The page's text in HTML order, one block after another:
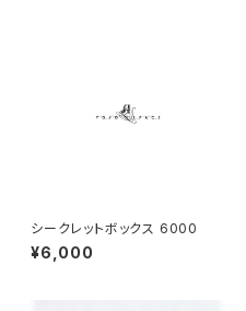
シークレットボックス 6000
¥6,000